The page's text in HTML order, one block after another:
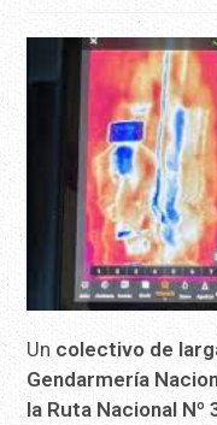
Un colectivo de
Gendarmería
la Ruta Nacional Nº